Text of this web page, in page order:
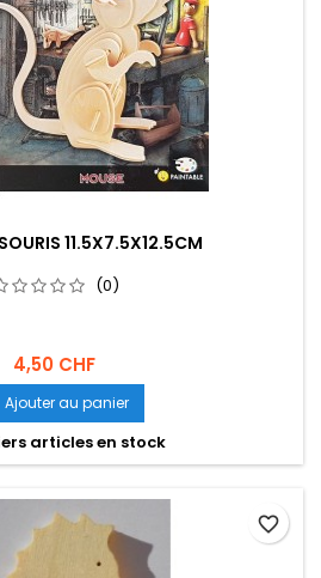
11.5X7.5X12.5CM
(0)
4,50 CHF
Ajouter au panier
articles en stock
favorite_border